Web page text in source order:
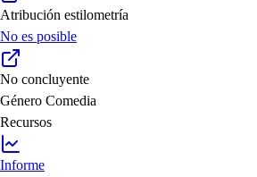
Atribución estilometría
No es posible
No concluyente
Género Comedia
Recursos
Informe